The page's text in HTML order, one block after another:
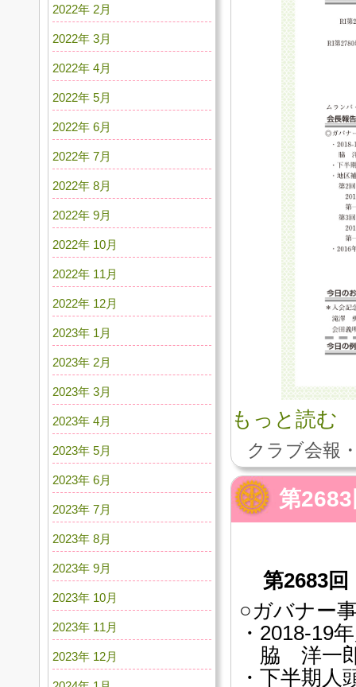
もっと読む
クラブ会報
第
第2683
○ガバナー
・2018-19
脇 洋一郎
・下半期
2022年 2月
2022年 3月
2022年 4月
2022年 5月
2022年 6月
2022年 7月
2022年 8月
2022年 9月
2022年 10月
2022年 11月
2022年 12月
2023年 1月
2023年 2月
2023年 3月
2023年 4月
2023年 5月
2023年 6月
2023年 7月
2023年 8月
2023年 9月
2023年 10月
2023年 11月
2023年 12月